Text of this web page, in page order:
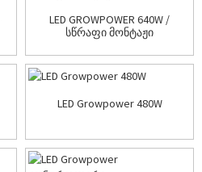
LED GROWPOWER 640W /
სწრაფი მონტაჟი
LED Growpower 480W